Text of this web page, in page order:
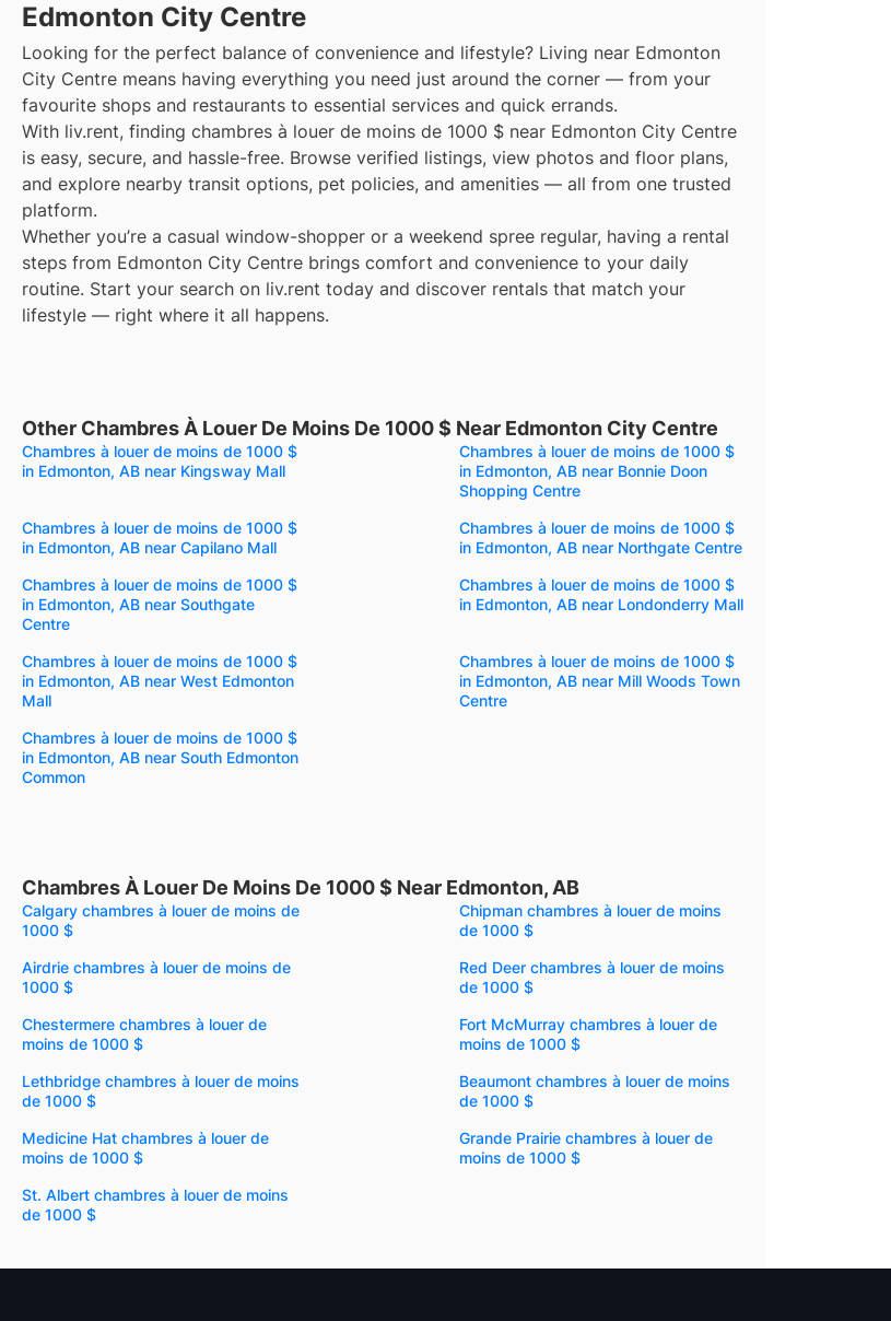
Edmonton City Centre
Looking for the perfect balance of convenience and lifestyle? Living near Edmonton
City Centre means having everything you need just around the corner — from your
favourite shops and restaurants to essential services and quick errands.
With liv.rent, finding chambres à louer de moins de 1000 $ near Edmonton City Centre
is easy, secure, and hassle-free. Browse verified listings, view photos and floor plans,
and explore nearby transit options, pet policies, and amenities — all from one trusted
platform.
Whether you’re a casual window-shopper or a weekend spree regular, having a rental
steps from Edmonton City Centre brings comfort and convenience to your daily
routine. Start your search on liv.rent today and discover rentals that match your
lifestyle — right where it all happens.
Other Chambres À Louer De Moins De 1000 $ Near Edmonton City Centre
Chambres à louer de moins de 1000 $
in Edmonton, AB near Kingsway Mall
Chambres à louer de moins de 1000 $
in Edmonton, AB near Bonnie Doon
Shopping Centre
Chambres à louer de moins de 1000 $
in Edmonton, AB near Capilano Mall
Chambres à louer de moins de 1000 $
in Edmonton, AB near Northgate Centre
Chambres à louer de moins de 1000 $
in Edmonton, AB near Southgate
Centre
Chambres à louer de moins de 1000 $
in Edmonton, AB near Londonderry Mall
Chambres à louer de moins de 1000 $
in Edmonton, AB near West Edmonton
Mall
Chambres à louer de moins de 1000 $
in Edmonton, AB near Mill Woods Town
Centre
Chambres à louer de moins de 1000 $
in Edmonton, AB near South Edmonton
Common
Chambres À Louer De Moins De 1000 $ Near Edmonton, AB
Calgary chambres à louer de moins de
1000 $
Chipman chambres à louer de moins
de 1000 $
Airdrie chambres à louer de moins de
1000 $
Red Deer chambres à louer de moins
de 1000 $
Chestermere chambres à louer de
moins de 1000 $
Fort McMurray chambres à louer de
moins de 1000 $
Lethbridge chambres à louer de moins
de 1000 $
Beaumont chambres à louer de moins
de 1000 $
Medicine Hat chambres à louer de
moins de 1000 $
Grande Prairie chambres à louer de
moins de 1000 $
St. Albert chambres à louer de moins
de 1000 $